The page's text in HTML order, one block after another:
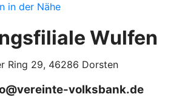
in der Nähe
Wulfen
Ring 29, 46286 Dorsten
volksbank.de